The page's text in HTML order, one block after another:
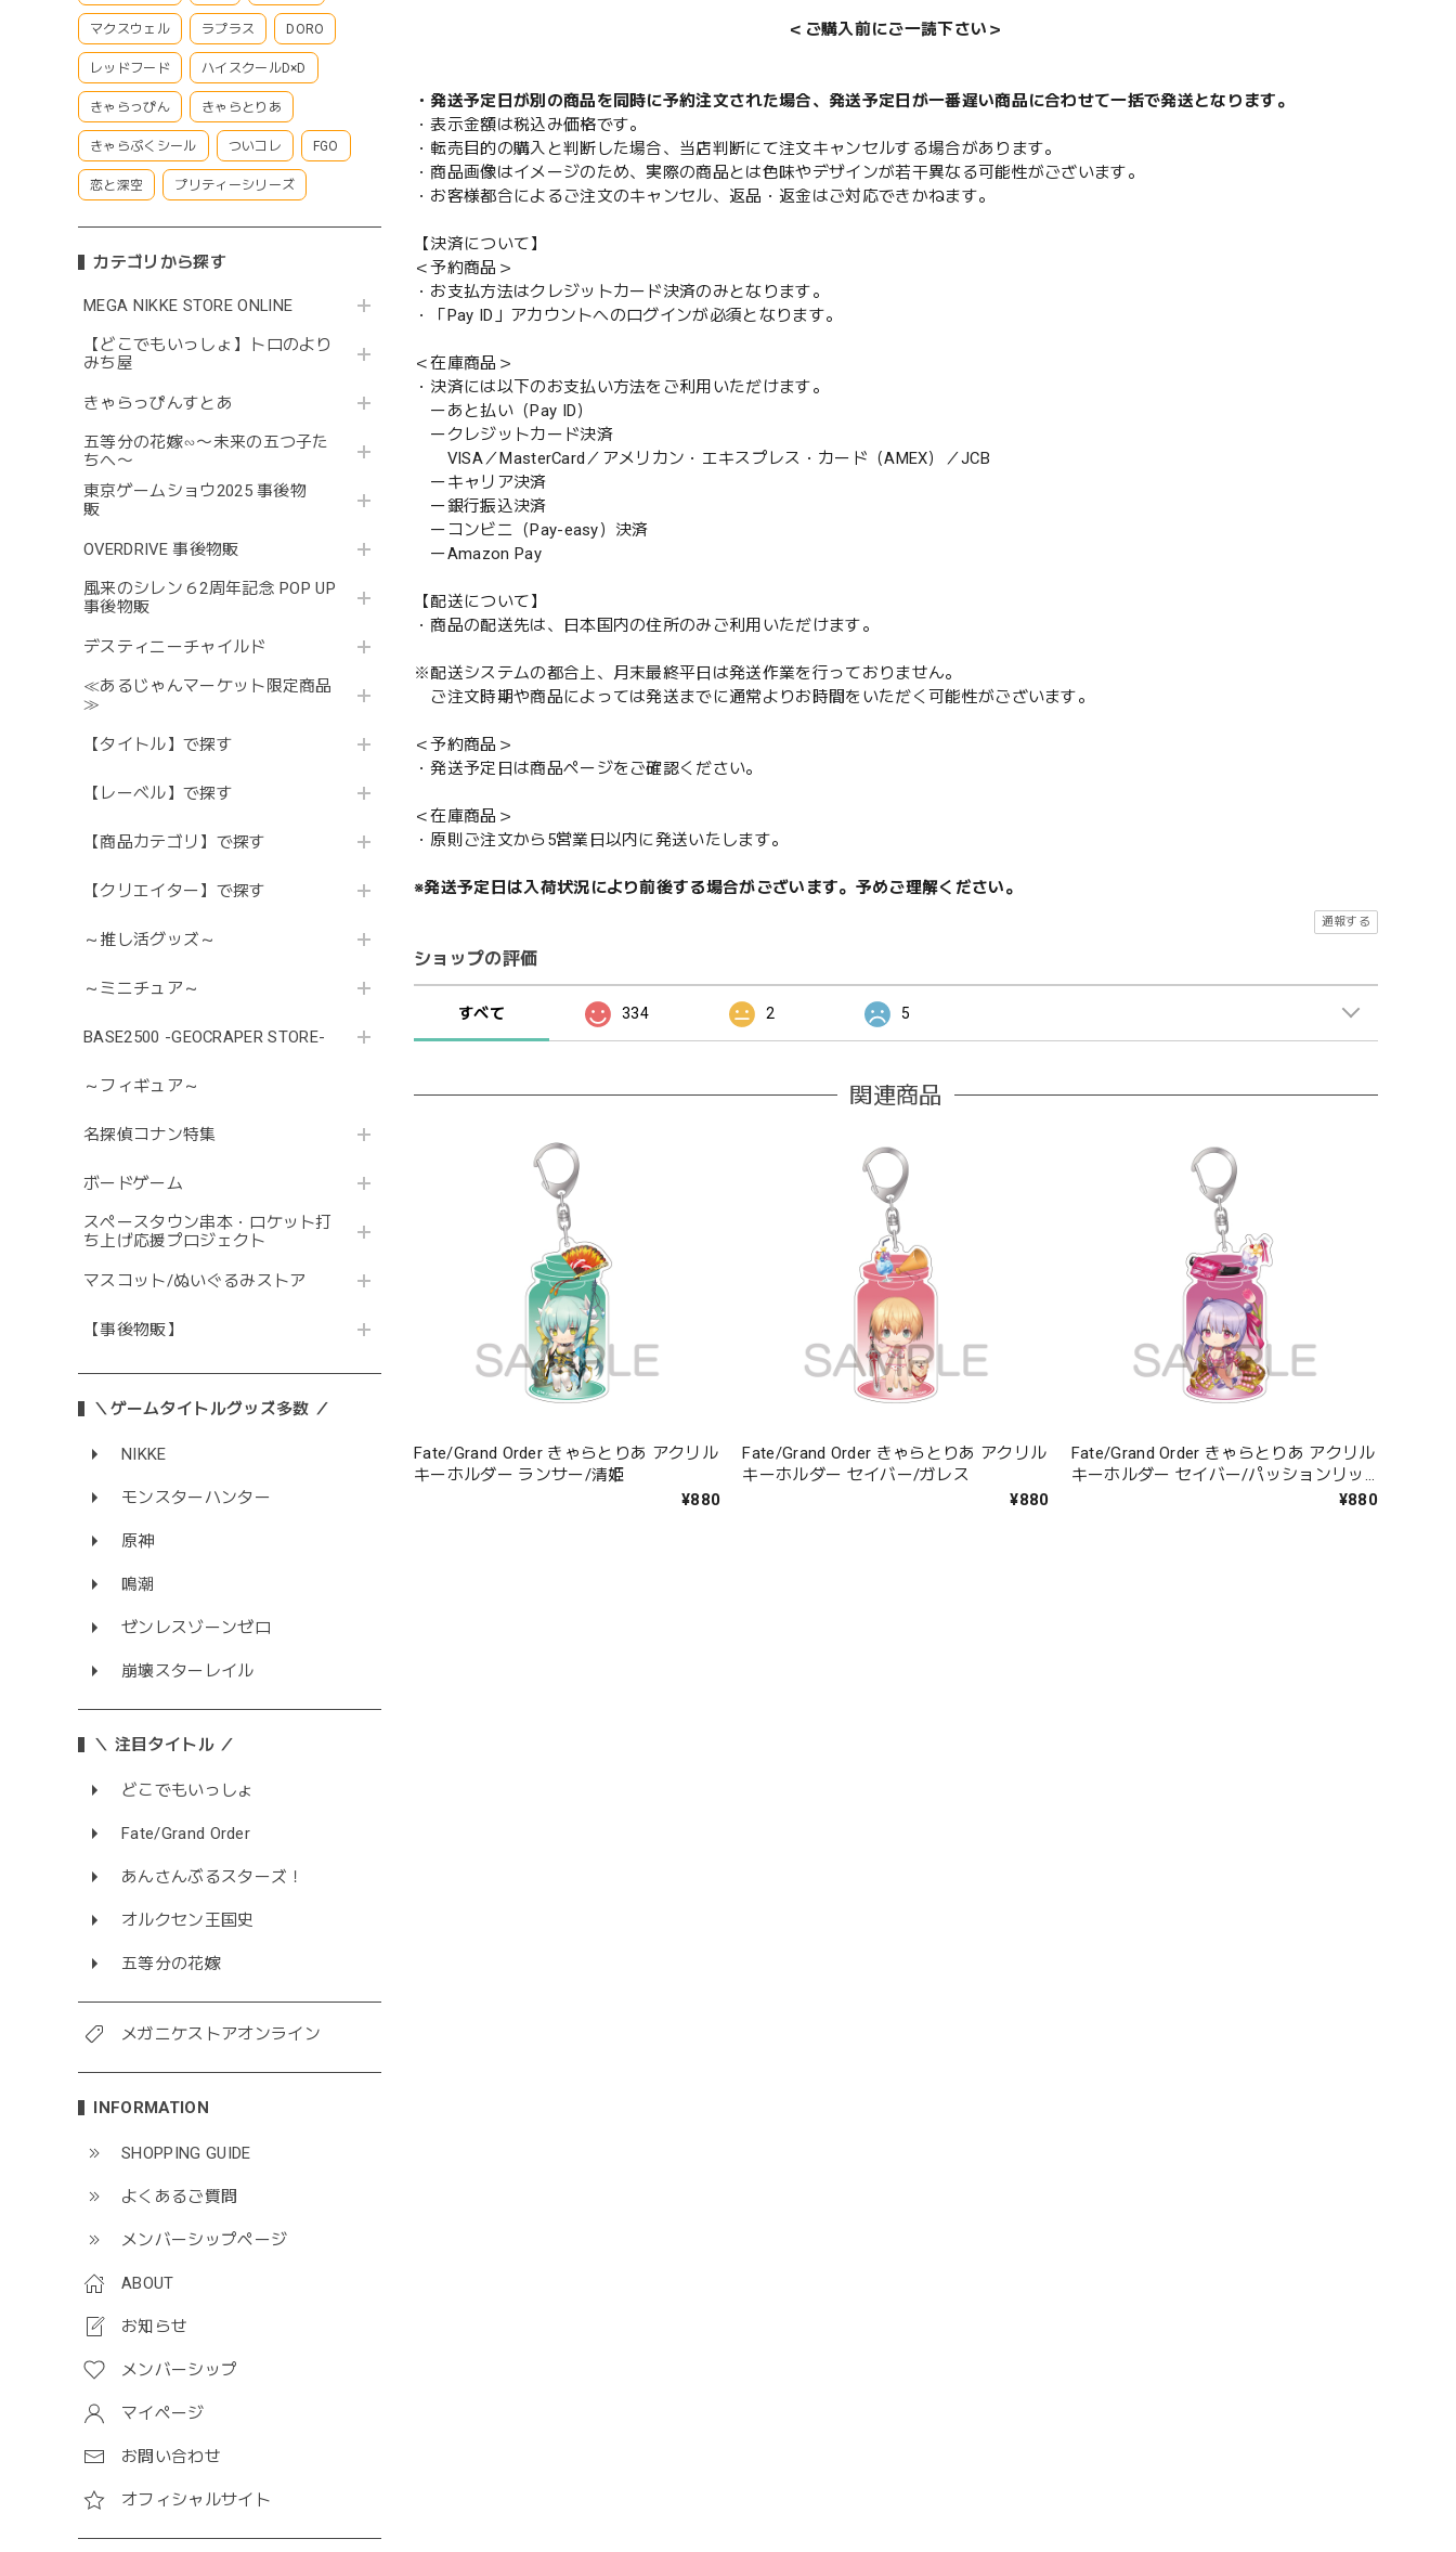
マクスウェル ラプラス DORO
レッドフード ハイスクールD×D
きゃらっぴん きゃらとりあ
きゃらぷくシール ついコレ FGO
恋と深空 プリティーシリーズ
カテゴリから探す
MEGA NIKKE STORE ONLINE
【どこでもいっしょ】トロのより
みち屋
きゃらっぴんすとあ
五等分の花嫁∽〜未来の五つ子た
ちへ〜
東京ゲームショウ2025 事後物
販
OVERDRIVE 事後物販
風来のシレン６2周年記念 POP UP
事後物販
デスティニーチャイルド
≪あるじゃんマーケット限定商品
≫
【タイトル】で探す
【レーベル】で探す
【商品カテゴリ】で探す
【クリエイター】で探す
～推し活グッズ～
～ミニチュア～
BASE2500 -GEOCRAPER STORE-
～フィギュア～
名探偵コナン特集
ボードゲーム
スペースタウン串本・ロケット打
ち上げ応援プロジェクト
マスコット/ぬいぐるみストア
【事後物販】
＼ゲームタイトルグッズ多数 ／
NIKKE
モンスターハンター
原神
鳴潮
ゼンレスゾーンゼロ
崩壊スターレイル
＼ 注目タイトル ／
どこでもいっしょ
Fate/Grand Order
あんさんぶるスターズ！
オルクセン王国史
五等分の花嫁
メガニケストアオンライン
INFORMATION
SHOPPING GUIDE
よくあるご質問
メンバーシップページ
ABOUT
お知らせ
メンバーシップ
マイページ
お問い合わせ
オフィシャルサイト
＜ご購入前にご一読下さい＞
・発送予定日が別の商品を同時に予約注文された場合、発送予定日が一番遅い商品に合わせて一括で発送となります。
・表示金額は税込み価格です。
・転売目的の購入と判断した場合、当店判断にて注文キャンセルする場合があります。
・商品画像はイメージのため、実際の商品とは色味やデザインが若干異なる可能性がございます。
・お客様都合によるご注文のキャンセル、返品・返金はご対応できかねます。
【決済について】
＜予約商品＞
・お支払方法はクレジットカード決済のみとなります。
・「Pay ID」アカウントへのログインが必須となります。
＜在庫商品＞
・決済には以下のお支払い方法をご利用いただけます。
ーあと払い（Pay ID）
ークレジットカード決済
VISA／MasterCard／アメリカン・エキスプレス・カード（AMEX）／JCB
ーキャリア決済
ー銀行振込決済
ーコンビニ（Pay-easy）決済
ーAmazon Pay
【配送について】
・商品の配送先は、日本国内の住所のみご利用いただけます。
※配送システムの都合上、月末最終平日は発送作業を行っておりません。
ご注文時期や商品によっては発送までに通常よりお時間をいただく可能性がございます。
＜予約商品＞
・発送予定日は商品ページをご確認ください。
＜在庫商品＞
・原則ご注文から5営業日以内に発送いたします。
※発送予定日は入荷状況により前後する場合がございます。予めご理解ください。
通報する
ショップの評価
すべて 334 2 5
関連商品
Fate/Grand Order きゃらとりあ アクリル
キーホルダー ランサー/清姫
¥880
Fate/Grand Order きゃらとりあ アクリル
キーホルダー セイバー/ガレス
¥880
Fate/Grand Order きゃらとりあ アクリル
キーホルダー セイバー/パッションリッ
¥880